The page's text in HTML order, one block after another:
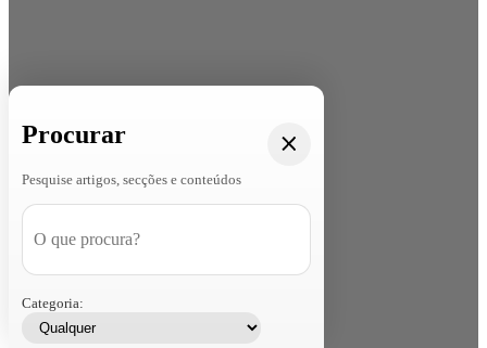
Procurar
Pesquise artigos, secções e conteúdos
Categoria: